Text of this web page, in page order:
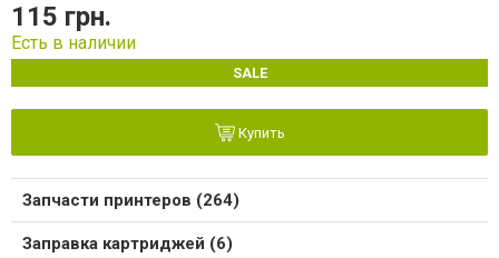
115 грн.
Есть в наличии
SALE
Купить
Запчасти принтеров (264)
Заправка картриджей (6)